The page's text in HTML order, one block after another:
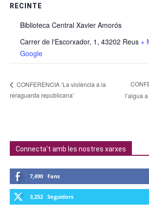
RECINTE
Biblioteca Central Xavier Amorós
Carrer de l'Escorxador, 1, 43202 Reus +
Google
CONFERÈNCIA ‘La violència a la
reraguarda republicana’
l’aigua a
Connecta't amb les nostres xarxes
7,490 Fans
3,252 Seguidors